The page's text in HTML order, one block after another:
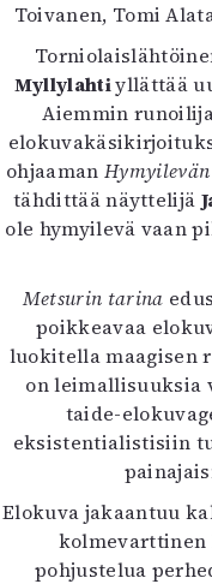
Toivanen, Tomi
Myllylahtiyllättää
Aiemmin
ohjaaman
tähdittää näyttelijä
ole hymyilevä vaan
Metsurin tarina
poikkeavaa
luokitella maagisen
on leimallisuuksia
taide-
eksistentialistisiin
Elokuva jakaantuu
pohjustelua